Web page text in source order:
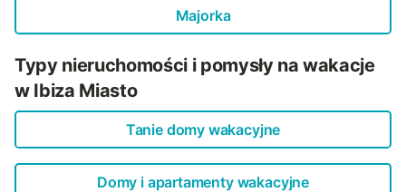
Majorka
Typy nieruchomości i pomysły na wakacje
w Ibiza Miasto
Tanie domy wakacyjne
Domy i apartamenty wakacyjne